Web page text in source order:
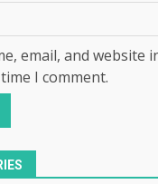
email, and website
I comment.